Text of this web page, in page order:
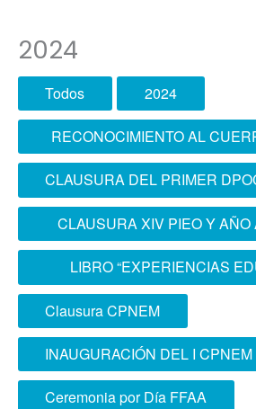
2024
Todos 2024
RECONOCIMIENTO AL
DE LA ESCOFFAA-
CLAUSURA DEL PRIMER
CLAUSURA XIV PIEO Y AÑO
2024 ESCOFFAA -
LIBRO “EXPERIENCIAS
APLICACIÓN DE LA
ESCUELA SUPERIOR
FUERZAS
Clausura CPNEM
INAUGURACIÓN DEL I CPNEM
Ceremonia por Día FFAA